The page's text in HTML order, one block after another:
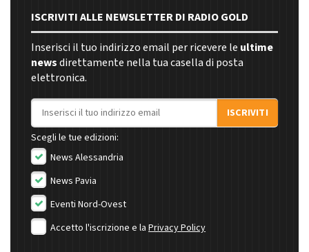
ISCRIVITI ALLE NEWSLETTER DI RADIO GOLD
Inserisci il tuo indirizzo email per ricevere le ultime
newsdirettamente nella tua casella di posta
elettronica.
Indirizzo email
ISCRIVITI
Scegli le tue edizioni:
News Alessandria
News Pavia
Eventi Nord-Ovest
Accetto l'iscrizione e la Privacy Policy